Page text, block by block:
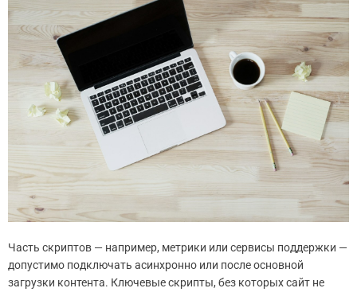
Часть скриптов — например, метрики или сервисы поддержки —
допустимо подключать асинхронно или после основной
загрузки контента. Ключевые скрипты, без которых сайт не